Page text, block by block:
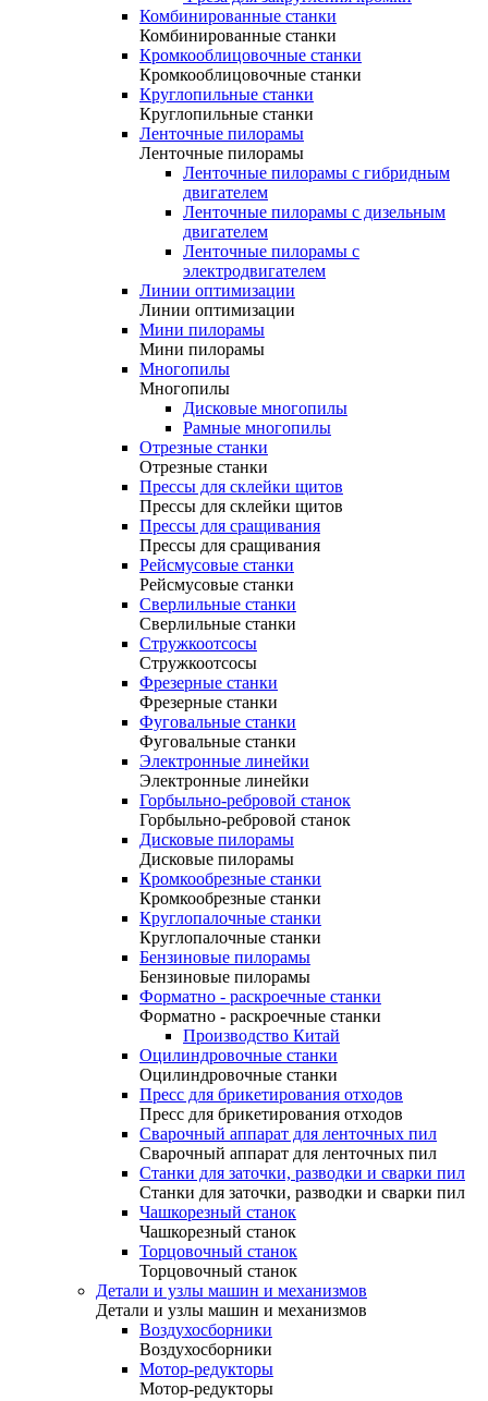
Комбинированные станки
Комбинированные станки
Кромкооблицовочные станки
Кромкооблицовочные станки
Круглопильные станки
Круглопильные станки
Ленточные пилорамы
Ленточные пилорамы
Ленточные пилорамы с гибридным
двигателем
Ленточные пилорамы с дизельным
двигателем
Ленточные пилорамы с
электродвигателем
Линии оптимизации
Линии оптимизации
Мини пилорамы
Мини пилорамы
Многопилы
Многопилы
Дисковые многопилы
Рамные многопилы
Отрезные станки
Отрезные станки
Прессы для склейки щитов
Прессы для склейки щитов
Прессы для сращивания
Прессы для сращивания
Рейсмусовые станки
Рейсмусовые станки
Сверлильные станки
Сверлильные станки
Стружкоотсосы
Стружкоотсосы
Фрезерные станки
Фрезерные станки
Фуговальные станки
Фуговальные станки
Электронные линейки
Электронные линейки
Горбыльно-ребровой станок
Горбыльно-ребровой станок
Дисковые пилорамы
Дисковые пилорамы
Кромкообрезные станки
Кромкообрезные станки
Круглопалочные станки
Круглопалочные станки
Бензиновые пилорамы
Бензиновые пилорамы
Форматно - раскроечные станки
Форматно - раскроечные станки
Производство Китай
Оцилиндровочные станки
Оцилиндровочные станки
Пресс для брикетирования отходов
Пресс для брикетирования отходов
Сварочный аппарат для ленточных пил
Сварочный аппарат для ленточных пил
Станки для заточки, разводки и сварки пил
Станки для заточки, разводки и сварки пил
Чашкорезный станок
Чашкорезный станок
Торцовочный станок
Торцовочный станок
Детали и узлы машин и механизмов
Детали и узлы машин и механизмов
Воздухосборники
Воздухосборники
Мотор-редукторы
Мотор-редукторы